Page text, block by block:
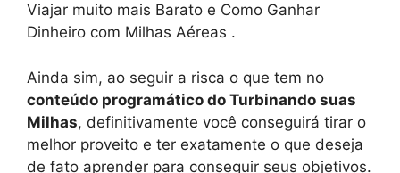
Viajar muito mais Barato e Como Ganhar
Dinheiro com Milhas Aéreas .
Ainda sim, ao seguir a risca o que tem no
conteúdo programático do Turbinando suas
Milhas, definitivamente você conseguirá tirar o
melhor proveito e ter exatamente o que deseja
de fato aprender para conseguir seus objetivos.